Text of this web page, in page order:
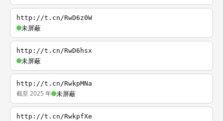
http://t.cn/RwD6z0W
未屏蔽
http://t.cn/RwD6hsx
未屏蔽
http://t.cn/RwkpMNa
截至 2025 年 未屏蔽
http://t.cn/RwkpfXe